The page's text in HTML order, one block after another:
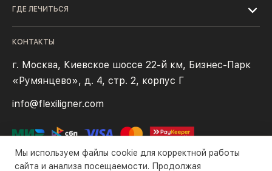
ГДЕ ЛЕЧИТЬСЯ
КОНТАКТЫ
г. Москва, Киевское шоссе 22-й км, Бизнес-Парк
«Румянцево», д. 4, стр. 2, корпус Г
info@flexiligner.com
Мы используем файлы cookie для корректной работы
сайта и анализа посещаемости. Продолжая